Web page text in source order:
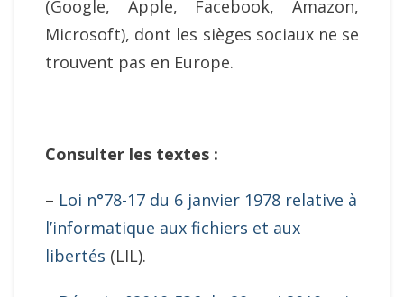
(Google, Apple, Facebook, Amazon,
Microsoft), dont les sièges sociaux ne se
trouvent pas en Europe.
Consulter les textes :
– Loi n°78-17 du 6 janvier 1978 relative à
l’informatique aux fichiers et aux
libertés (LIL).